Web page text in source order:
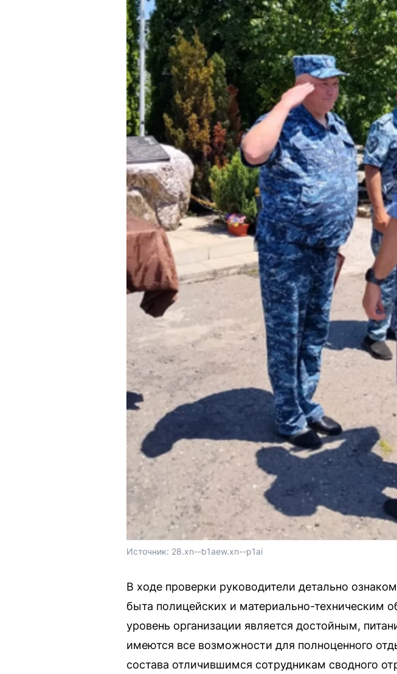
Источник: 28.xn--b1aew.xn--p1ai
В ходе проверки руководители детально
быта полицейских и материально-техническим
уровень организации является достойным,
имеются все возможности для полноценного
состава отличившимся сотрудникам сводного